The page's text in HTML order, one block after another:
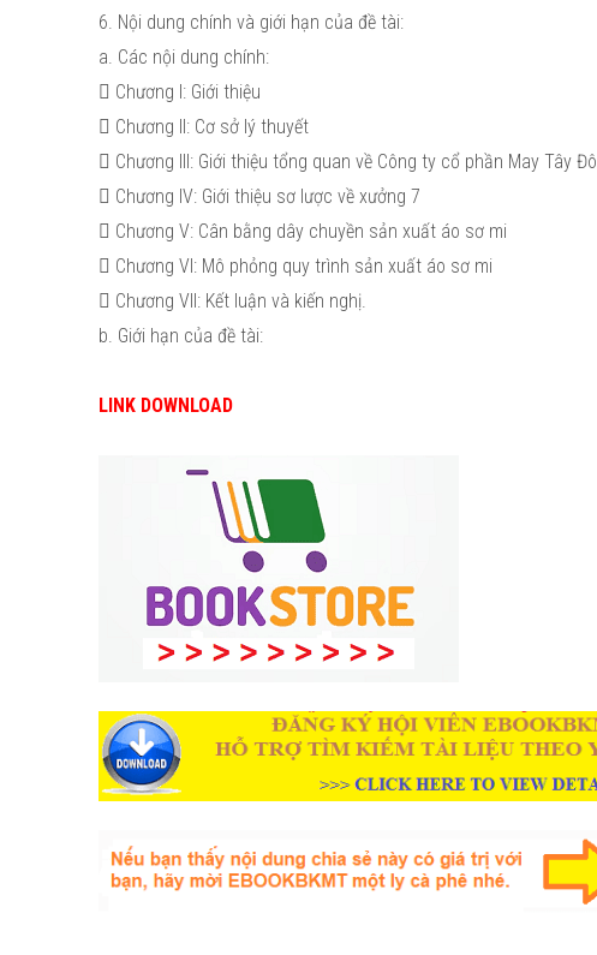
6. Nội dung chính và giới hạn của đề tài:
a. Các nội dung chính:
 Chương I: Giới thiệu
 Chương II: Cơ sở lý thuyết
 Chương III: Giới thiệu tổng quan về Công ty cổ phần May Tây Đô
 Chương IV: Giới thiệu sơ lược về xưởng 7
 Chương V: Cân bằng dây chuyền sản xuất áo sơ mi
 Chương VI: Mô phỏng quy trình sản xuất áo sơ mi
 Chương VII: Kết luận và kiến nghị.
b. Giới hạn của đề tài:
LINK DOWNLOAD